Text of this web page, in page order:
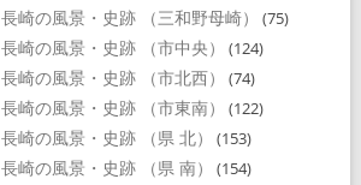
長崎の風景・史跡 （三和野母崎） (75)
長崎の風景・史跡 （市中央） (124)
長崎の風景・史跡 （市北西） (74)
長崎の風景・史跡 （市東南） (122)
長崎の風景・史跡 （県 北） (153)
長崎の風景・史跡 （県 南） (154)